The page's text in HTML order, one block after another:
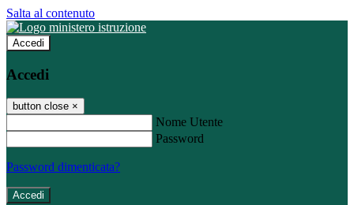
Salta al contenuto
Accedi
Accedi
button close ×
Nome Utente
Password
Password dimenticata?